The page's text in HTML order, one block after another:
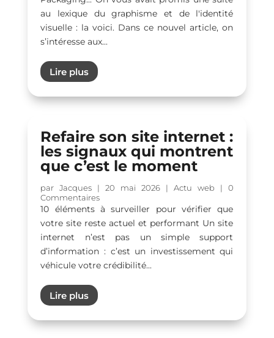
au lexique du graphisme et de l'identité
visuelle : la voici. Dans ce nouvel article, on
s’intéresse aux...
Lire plus
Refaire son site internet :
les signaux qui montrent
que c’est le moment
parJacques |20 mai 2026 | Actu web | 0
Commentaires
10 éléments à surveiller pour vérifier que
votre site reste actuel et performant Un site
internet n’est pas un simple support
d’information : c’est un investissement qui
véhicule votre crédibilité...
Lire plus